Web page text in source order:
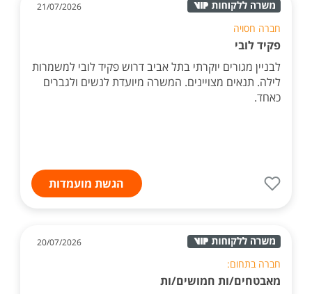
21/07/2026
חברה חסויה
פקיד לובי
לבניין מגורים יוקרתי בתל אביב דרוש פקיד לובי למשמרות
לילה. תנאים מצויינים. המשרה מיועדת לנשים ולגברים
כאחד.
הגשת מועמדות
20/07/2026
חברה בתחום:
מאבטחים/ות חמושים/ות